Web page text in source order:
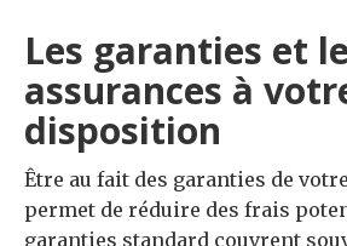
Les garanties et
assurances à
disposition
Être au fait des garanties de
permet de réduire des frais
garanties standard couvrent